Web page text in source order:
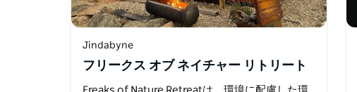
Jindabyne
フリークス オブ ネイチャー リトリート